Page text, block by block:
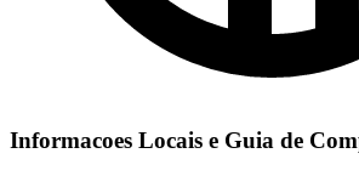
Informacoes Locais e Guia de